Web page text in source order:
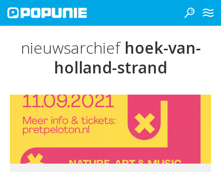
nieuwsarchief hoek-van-
holland-strand